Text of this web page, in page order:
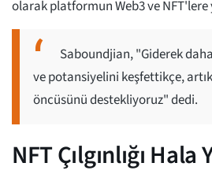
olarak platformun Web3 ve NFT'lere
Saboundjian, "Giderek
ve potansiyelini keşfettikçe,
öncüsünü destekliyoruz" dedi.
NFT Çılgınlığı